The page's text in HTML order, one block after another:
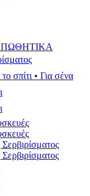
σπίτι • Για σένα